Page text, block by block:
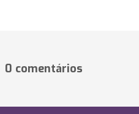
0 comentários